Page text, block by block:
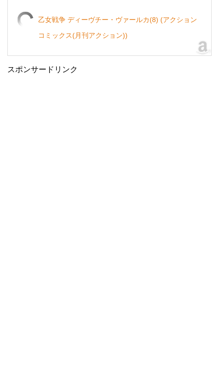
乙女戦争 ディーヴチー・ヴァールカ(8) (アクション
コミックス(月刊アクション))
スポンサードリンク